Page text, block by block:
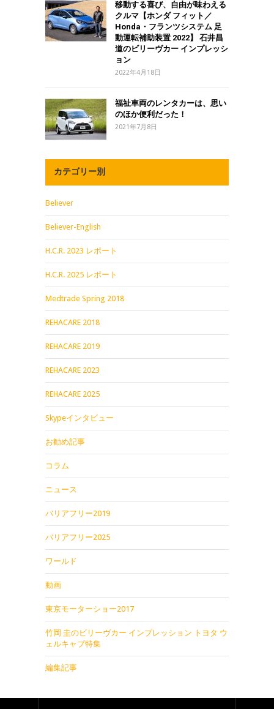
移動する喜び、自由が味わえる
クルマ【ホンダ フィット／
Honda・フランツシステム 足
動運転補助装置 2022】 石井昌
道のビリーヴカー インプレッシ
ョン
2022年4月18日
福祉車両のレンタカーは、思い
のほか便利だった！
2021年7月8日
カテゴリー別
Believer
Believer-English
H.C.R. 2023 レポート
H.C.R. 2025 レポート
Medtrade Spring 2018
REHACARE 2018
REHACARE 2019
REHACARE 2023
REHACARE 2025
Skypeインタビュー
お勧め記事
コラム
ニュース
バリアフリー2019
バリアフリー2025
ワールド
動画
東京モーターショー2017
竹岡 圭のビリーヴカー インプレッション トヨタ ウ
ェルキャブ特集
編集記事